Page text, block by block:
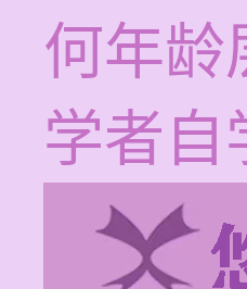
何年龄
学者自